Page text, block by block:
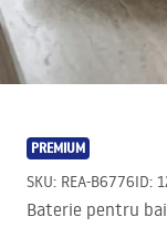
PREMIUM
SKU: REA-B6776ID:
Baterie pentru